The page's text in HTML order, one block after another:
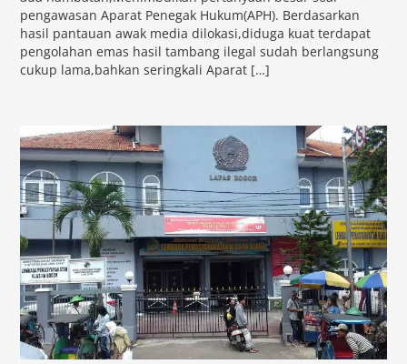
pengawasan Aparat Penegak Hukum(APH). Berdasarkan
hasil pantauan awak media dilokasi,diduga kuat terdapat
pengolahan emas hasil tambang ilegal sudah berlangsung
cukup lama,bahkan seringkali Aparat […]